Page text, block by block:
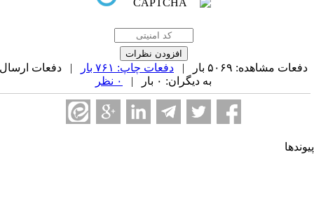
دفعات مشاهده: ۵۰۶۹ بار | دفعات چاپ: ۷۶۱ بار
| دفعات ارسال
به دیگران: ۰ بار |